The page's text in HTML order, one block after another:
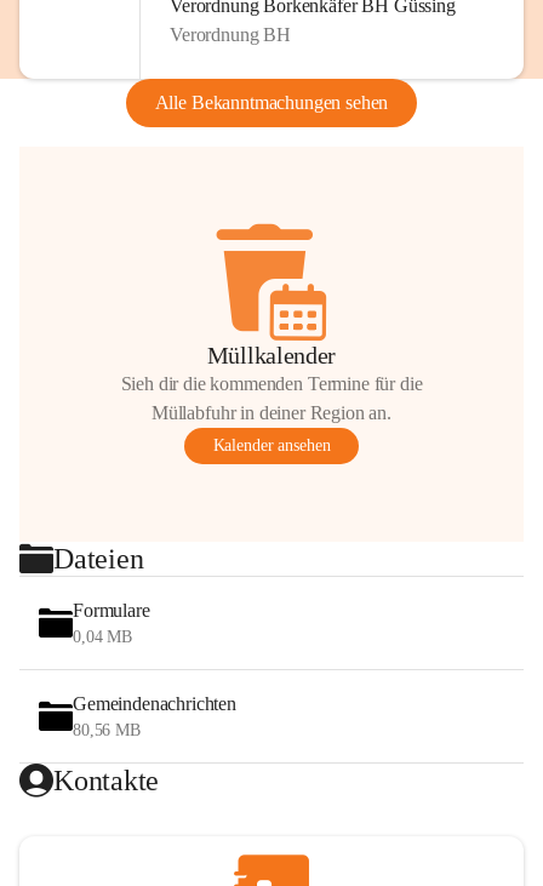
Verordnung Borkenkäfer BH Güssing
Verordnung BH
Alle Bekanntmachungen sehen
Müllkalender
Sieh dir die kommenden Termine für die
Müllabfuhr in deiner Region an.
Kalender ansehen
Dateien
Formulare
0,04 MB
Gemeindenachrichten
80,56 MB
Kontakte